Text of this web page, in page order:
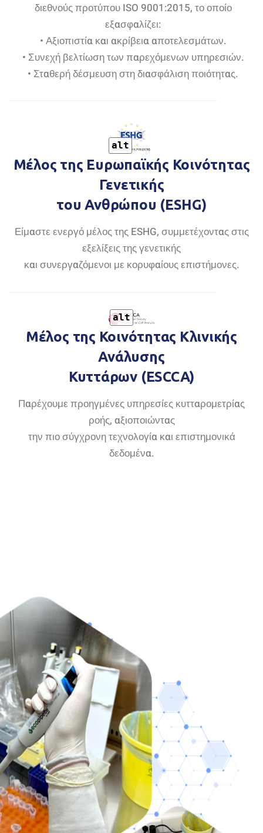
διεθνούς προτύπου ISO 9001:2015, το οποίο
εξασφαλίζει:
• Αξιοπιστία και ακρίβεια αποτελεσμάτων.
• Συνεχή βελτίωση των παρεχόμενων υπηρεσιών.
• Σταθερή δέσμευση στη διασφάλιση ποιότητας.
alt
Μέλος της Ευρωπαϊκής Κοινότητας
Γενετικής
του Ανθρώπου (ESHG)
Είμαστε ενεργό μέλος της ESHG, συμμετέχοντας στις
εξελίξεις της γενετικής
και συνεργαζόμενοι με κορυφαίους επιστήμονες.
alt
Μέλος της Κοινότητας Κλινικής
Ανάλυσης
Κυττάρων (ESCCA)
Παρέχουμε προηγμένες υπηρεσίες κυτταρομετρίας
ροής, αξιοποιώντας
την πιο σύγχρονη τεχνολογία και επιστημονικά
δεδομένα.